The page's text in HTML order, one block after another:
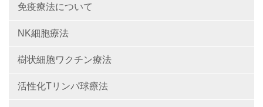
免疫療法について
NK細胞療法
樹状細胞ワクチン療法
活性化Tリンパ球療法